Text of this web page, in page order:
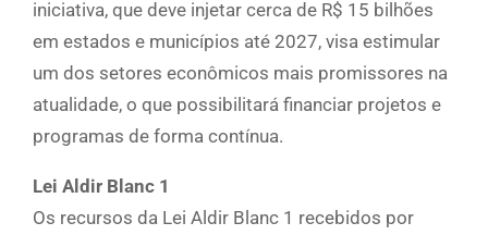
iniciativa, que deve injetar cerca de R$ 15 bilhões
em estados e municípios até 2027, visa estimular
um dos setores econômicos mais promissores na
atualidade, o que possibilitará financiar projetos e
programas de forma contínua.
Lei Aldir Blanc 1
Os recursos da Lei Aldir Blanc 1 recebidos por